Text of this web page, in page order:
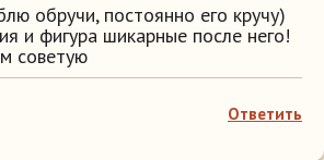
обручи, постоянно его кручу)
и фигура шикарные после него!
советую
Ответить